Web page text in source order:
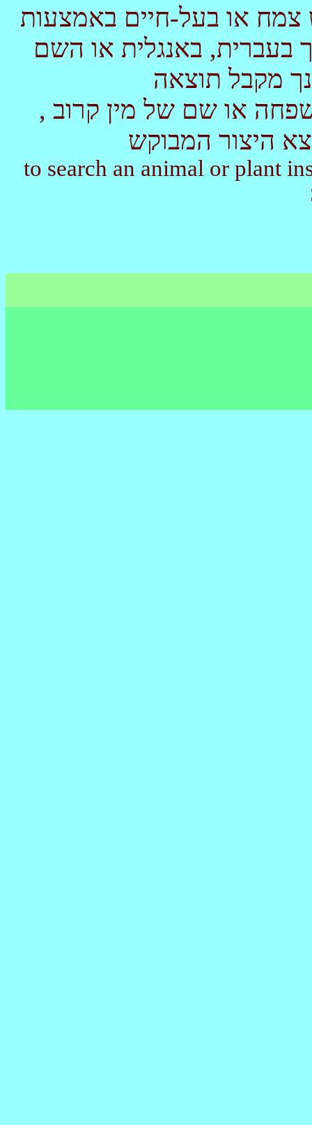
צמח או בעל-חיים באמצעות
באנגלית או השם
מקבל תוצאה
, תוכל לנסות את שם הקבוצה, המשפחה או שם של מין קרוב
היצור המבוקש
to search an animal or plant